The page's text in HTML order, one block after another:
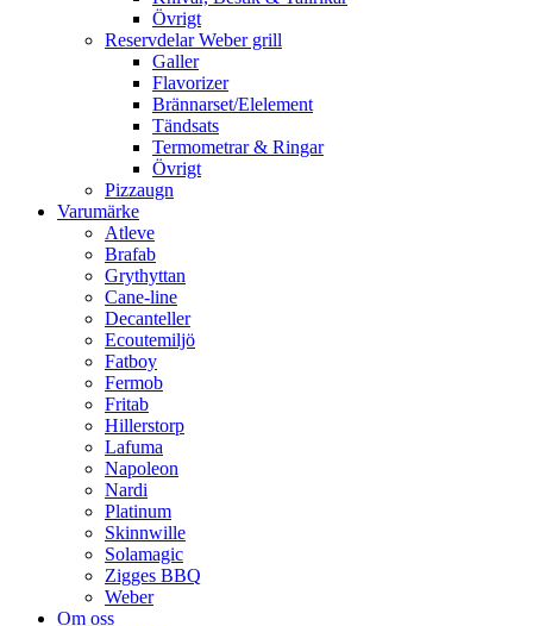
Övrigt
Reservdelar Weber grill
Galler
Flavorizer
Brännarset/Elelement
Tändsats
Termometrar & Ringar
Övrigt
Pizzaugn
Varumärke
Atleve
Brafab
Grythyttan
Cane-line
Decanteller
Ecoutemiljö
Fatboy
Fermob
Fritab
Hillerstorp
Lafuma
Napoleon
Nardi
Platinum
Skinnwille
Solamagic
Zigges BBQ
Weber
Om oss